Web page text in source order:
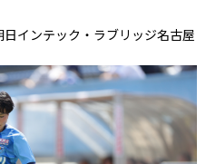
インテック・ラブリッジ名古屋